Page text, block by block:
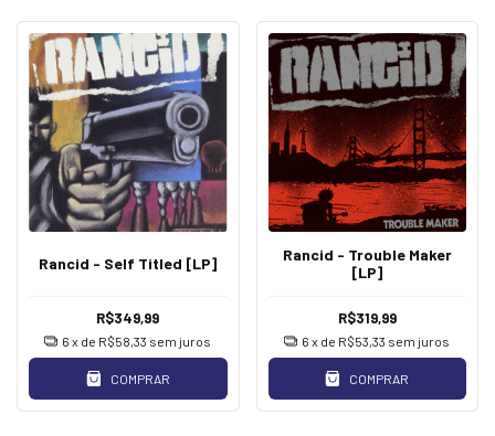
Rancid - Self Titled [LP]
R$349,99
6 x de R$58,33 sem juros
COMPRAR
Rancid - Trouble Maker
[LP]
R$319,99
6 x de R$53,33 sem juros
COMPRAR